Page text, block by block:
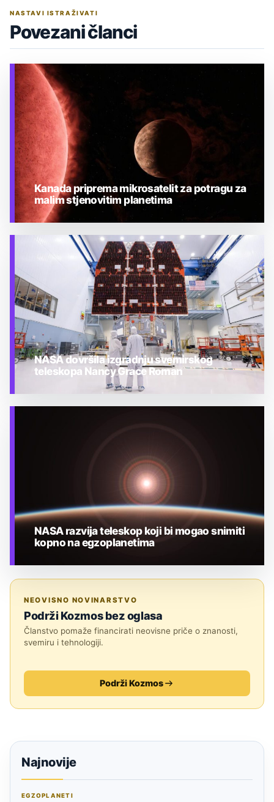
NASTAVI ISTRAŽIVATI
Povezani članci
TEHNOLOGIJA
Kanada priprema mikrosatelit za potragu za
malim stjenovitim planetima
NASA dovršila izgradnju svemirskog
teleskopa Nancy Grace Roman
NASA razvija teleskop koji bi mogao snimiti
kopno na egzoplanetima
NEOVISNO NOVINARSTVO
Podrži Kozmos bez oglasa
Članstvo pomaže financirati neovisne priče o znanosti,
svemiru i tehnologiji.
Podrži Kozmos
Najnovije
EGZOPLANETI